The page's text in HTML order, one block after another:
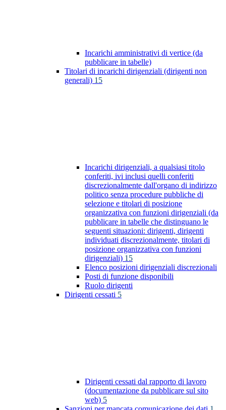
Incarichi amministrativi di vertice (da
pubblicare in tabelle)
Titolari di incarichi dirigenziali (dirigenti non
generali) 15
Incarichi dirigenziali, a qualsiasi titolo
conferiti, ivi inclusi quelli conferiti
discrezionalmente dall'organo di indirizzo
politico senza procedure pubbliche di
selezione e titolari di posizione
organizzativa con funzioni dirigenziali (da
pubblicare in tabelle che distinguano le
seguenti situazioni: dirigenti, dirigenti
individuati discrezionalmente, titolari di
posizione organizzativa con funzioni
dirigenziali) 15
Elenco posizioni dirigenziali discrezionali
Posti di funzione disponibili
Ruolo dirigenti
Dirigenti cessati 5
Dirigenti cessati dal rapporto di lavoro
(documentazione da pubblicare sul sito
web) 5